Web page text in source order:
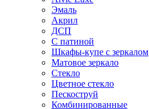
Эмаль
Акрил
ДСП
С патиной
Шкафы-купе с зеркалом
Матовое зеркало
Стекло
Цветное стекло
Пескоструй
Комбинированные